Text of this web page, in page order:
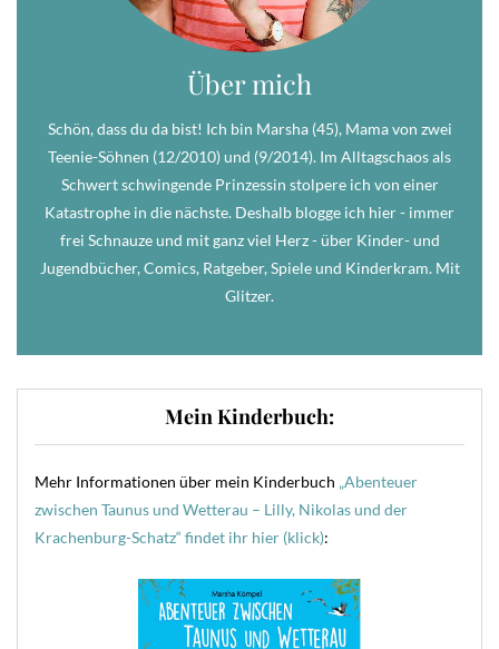
Über mich
Schön, dass du da bist! Ich bin Marsha (45), Mama von zwei
Teenie-Söhnen (12/2010) und (9/2014). Im Alltagschaos als
Schwert schwingende Prinzessin stolpere ich von einer
Katastrophe in die nächste. Deshalb blogge ich hier - immer
frei Schnauze und mit ganz viel Herz - über Kinder- und
Jugendbücher, Comics, Ratgeber, Spiele und Kinderkram. Mit
Glitzer.
Mein Kinderbuch:
Mehr Informationen über mein Kinderbuch „Abenteuer
zwischen Taunus und Wetterau – Lilly, Nikolas und der
Krachenburg-Schatz“ findet ihr hier (klick):